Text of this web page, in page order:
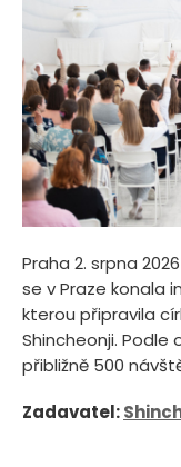
Praha 2. srpna
se v Praze konala
kterou připravila
Shincheonji. Podle
přibližně 500
Zadavatel: